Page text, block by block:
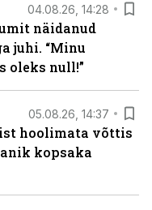
04.08.26, 14:28
näidanud
juhi. “Minu
oleks null!”
05.08.26, 14:37
hoolimata võttis
kopsaka